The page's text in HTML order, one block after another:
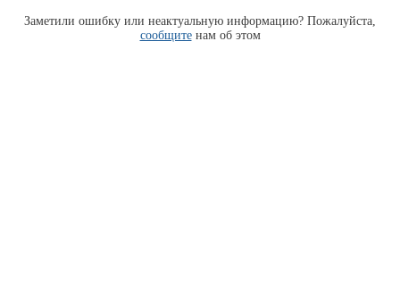
Заметили ошибку или неактуальную информацию? Пожалуйста,
сообщитенам об этом